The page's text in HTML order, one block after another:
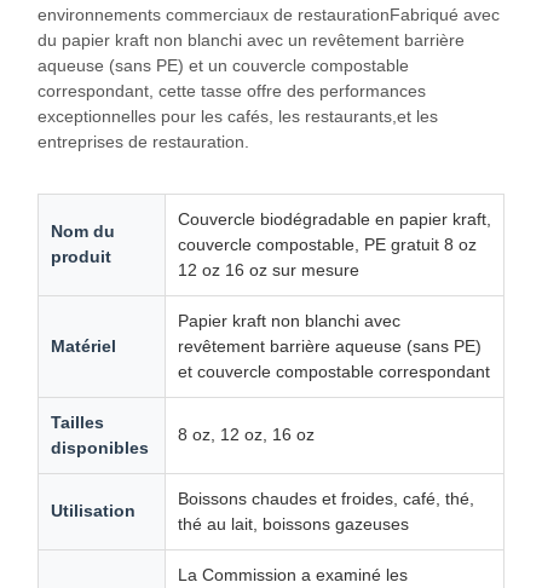
environnements commerciaux de restaurationFabriqué avec
du papier kraft non blanchi avec un revêtement barrière
aqueuse (sans PE) et un couvercle compostable
correspondant, cette tasse offre des performances
exceptionnelles pour les cafés, les restaurants,et les
entreprises de restauration.
Nom du
produit
Couvercle biodégradable en papier kraft,
couvercle compostable, PE gratuit 8 oz
12 oz 16 oz sur mesure
Matériel
Papier kraft non blanchi avec
revêtement barrière aqueuse (sans PE)
et couvercle compostable correspondant
Tailles
disponibles
8 oz, 12 oz, 16 oz
Utilisation
Boissons chaudes et froides, café, thé,
thé au lait, boissons gazeuses
La Commission a examiné les